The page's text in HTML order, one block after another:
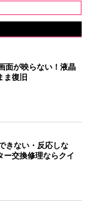
面が映らない！液晶
ま復旧
きない・反応しな
ー交換修理ならクイ